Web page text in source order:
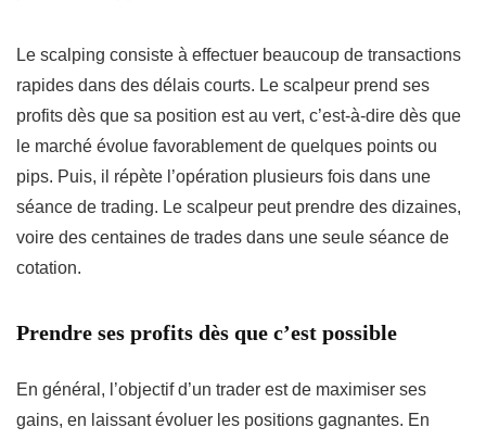
Le scalping consiste à effectuer beaucoup de transactions
rapides dans des délais courts. Le scalpeur prend ses
profits dès que sa position est au vert, c’est-à-dire dès que
le marché évolue favorablement de quelques points ou
pips. Puis, il répète l’opération plusieurs fois dans une
séance de trading. Le scalpeur peut prendre des dizaines,
voire des centaines de trades dans une seule séance de
cotation.
Prendre ses profits dès que c’est possible
En général, l’objectif d’un trader est de maximiser ses
gains, en laissant évoluer les positions gagnantes. En